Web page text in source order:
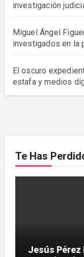
investigación
Miguel Ángel
investigados en la
El oscuro
estafa y medios
Te Has
Jesús